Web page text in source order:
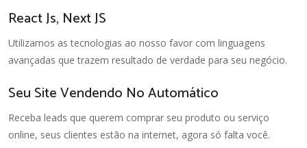
React Js, Next JS
Utilizamos as tecnologias ao nosso favor com linguagens
avançadas que trazem resultado de verdade para seu negócio.
Seu Site Vendendo No Automático
Receba leads que querem comprar seu produto ou serviço
online, seus clientes estão na internet, agora só falta você.